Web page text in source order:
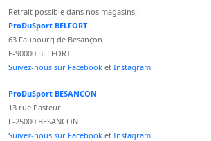
Retrait possible dans nos magasins :
ProDuSport BELFORT
63 Faubourg de Besançon
F-90000 BELFORT
Suivez-nous sur Facebook et Instagram
ProDuSport BESANCON
13 rue Pasteur
F-25000 BESANCON
Suivez-nous sur Facebook et Instagram